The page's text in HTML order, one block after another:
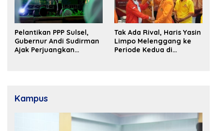
Pelantikan PPP Sulsel,
Gubernur Andi Sudirman
Ajak Perjuangkan
Tak Ada Rival, Haris Yasin
Limpo Melenggang ke
Periode Kedua di
Kampus